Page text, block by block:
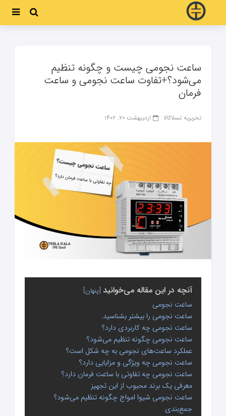
ساعت نجومی چیست و چگونه تنظیم
می‌شود؟+تفاوت ساعت نجومی و ساعت
فرمان
تحریریه تسلاکالا اردیبهشت ۲۰, ۱۴۰۲
آنچه در این مقاله می‌خوانید پنهان
ساعت نجومی
ساعت نجومی را بیشتر بشناسید.
ساعت نجومی چه کاربردی دارد؟
ساعت نجومی چگونه تنظیم می‌شود؟
عملکرد ساعت‌های نجومی به چه شکل است؟
ساعت نجومی چه ویژگی‌ و مزایایی دارد؟
ساعت نجومی چه تفاوتی با ساعت فرمان دارد؟
معرفی یک برند محبوب از این تجهیز
ساعت نجومی شیوا امواج چگونه تنظیم می‌شود؟
جمع‌بندی